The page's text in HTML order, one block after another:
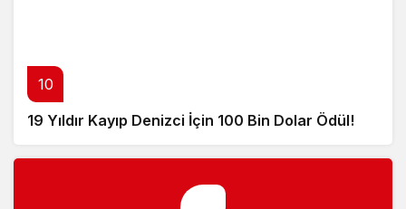
10
19 Yıldır Kayıp Denizci İçin 100 Bin Dolar Ödül!